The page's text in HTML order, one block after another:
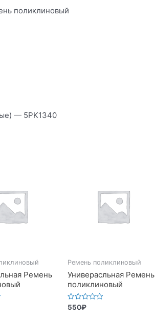
поликлиновый
— 5PK1340
Ремень
Ремень поликлиновый
Универасльная Ремень
поликлиновый
Оценка
550₽